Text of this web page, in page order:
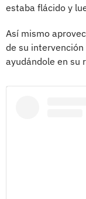
estaba flácido y
Así mismo
de su
ayudándole en su